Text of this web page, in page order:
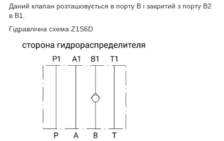
Даний клапан розташовується в порту В і закритий з порту В2
в В1.
Гідравлічна схема Z1S6D